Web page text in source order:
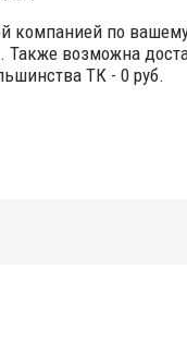
компанией по
Также возможна
ТК - 0 руб.